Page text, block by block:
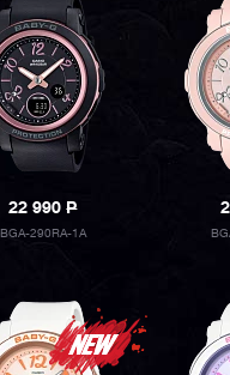
22 990P
BGA-290RA-1A